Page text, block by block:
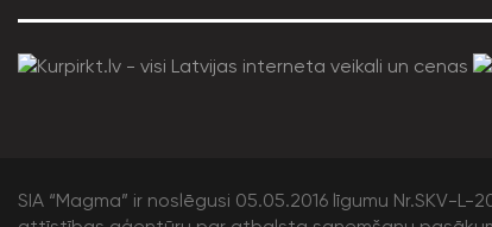
SIA “Magma” ir noslēgusi 05.05.2016 līgumu Nr.SKV-